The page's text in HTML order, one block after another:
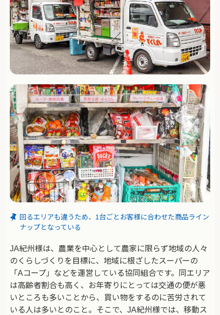
回るエリアも違うため、1台ごとお客様に合わせた商品ライン
ナップとなっている
JA紀州様は、農業を中心として農家に限らず地域の人々
のくらしづくりを目標に、地域に根ざしたスーパーの
「Aコープ」などを運営している協同組合です。同エリア
は高齢者割合も高く、お年寄りにとっては交通の便が悪
いところも多いことから、買い物をするのに苦労されて
いる人は多いとのこと。そこで、JA紀州様では、移動ス